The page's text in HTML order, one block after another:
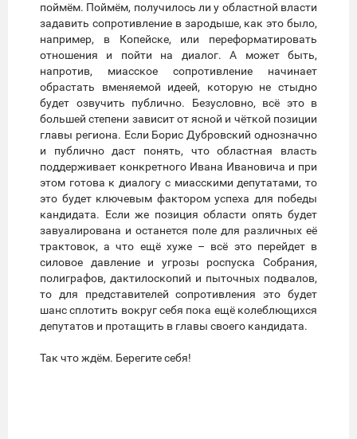
поймём. Поймём, получилось ли у областной власти
задавить сопротивление в зародыше, как это было,
например, в Копейске, или переформатировать
отношения и пойти на диалог. А может быть,
напротив, миасское сопротивление начинает
обрастать вменяемой идеей, которую не стыдно
будет озвучить публично. Безусловно, всё это в
большей степени зависит от ясной и чёткой позиции
главы региона. Если Борис Дубровский однозначно
и публично даст понять, что областная власть
поддерживает конкретного Ивана Ивановича и при
этом готова к диалогу с миасскими депутатами, то
это будет ключевым фактором успеха для победы
кандидата. Если же позиция области опять будет
завуалирована и останется поле для различных её
трактовок, а что ещё хуже – всё это перейдет в
силовое давление и угрозы роспуска Собрания,
полиграфов, дактилоскопий и пыточных подвалов,
то для представителей сопротивления это будет
шанс сплотить вокруг себя пока ещё колеблющихся
депутатов и протащить в главы своего кандидата.
Так что ждём. Берегите себя!